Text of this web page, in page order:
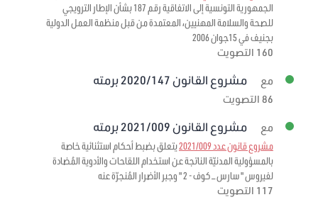
الجمهورية التونسية إلى الاتفاقية رقم 187 بشأن الإطار الترويجي
للصحة والسلامة المهنيين، المعتمدة من قبل منظمة العمل الدولية
بجنيف في 15جوان 2006
160 التصويت
مع مشروع القانون 2020/147 برمته
86 التصويت
مع مشروع القانون 2021/009 برمته
مشروع قانون عدد 2021/009
يتعلق بضبط أحكام استثنائية خاصة
بالمسؤولية المدنيّة الناتجة عن استخدام اللقاحات والأدوية المُضادة
لفيروس " سارس – كوف - 2 " وجبر الأضرار المُنجرّة عنه
117 التصويت